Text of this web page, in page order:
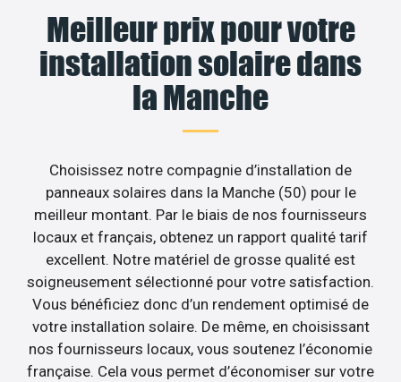
Meilleur prix pour votre
installation solaire dans
la Manche
Choisissez notre compagnie d’installation de
panneaux solaires dans la Manche (50) pour le
meilleur montant. Par le biais de nos fournisseurs
locaux et français, obtenez un rapport qualité tarif
excellent. Notre matériel de grosse qualité est
soigneusement sélectionné pour votre satisfaction.
Vous bénéficiez donc d’un rendement optimisé de
votre installation solaire. De même, en choisissant
nos fournisseurs locaux, vous soutenez l’économie
française. Cela vous permet d’économiser sur votre